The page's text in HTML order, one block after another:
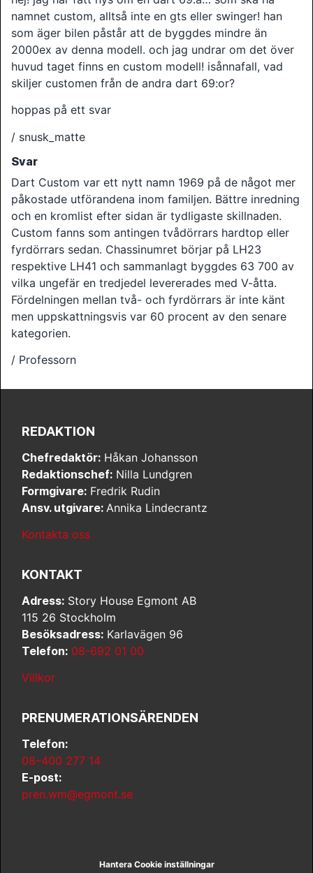
namnet custom, alltså inte en gts eller swinger! han
som äger bilen påstår att de byggdes mindre än
2000ex av denna modell. och jag undrar om det över
huvud taget finns en custom modell! isånnafall, vad
skiljer customen från de andra dart 69:or?
hoppas på ett svar
/ snusk_matte
Svar
Dart Custom var ett nytt namn 1969 på de något mer
påkostade utförandena inom familjen. Bättre inredning
och en kromlist efter sidan är tydligaste skillnaden.
Custom fanns som antingen tvådörrars hardtop eller
fyrdörrars sedan. Chassinumret börjar på LH23
respektive LH41 och sammanlagt byggdes 63 700 av
vilka ungefär en tredjedel levererades med V-åtta.
Fördelningen mellan två- och fyrdörrars är inte känt
men uppskattningsvis var 60 procent av den senare
kategorien.
/ Professorn
REDAKTION
Chefredaktör: Håkan Johansson
Redaktionschef: Nilla Lundgren
Formgivare: Fredrik Rudin
Ansv. utgivare: Annika Lindecrantz
Kontakta oss
KONTAKT
Adress: Story House Egmont AB
115 26 Stockholm
Besöksadress: Karlavägen 96
Telefon: 08-692 01 00
Villkor
PRENUMERATIONSÄRENDEN
Telefon:
08–400 277 14
E-post:
pren.wm@egmont.se
Hantera Cookie inställningar